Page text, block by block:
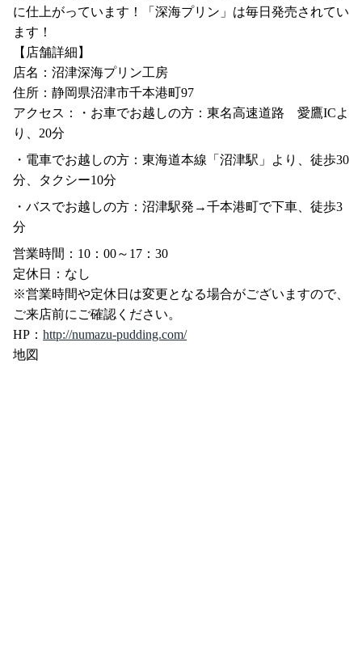
に仕上がっています！「深海プリン」は毎日発売されてい
ます！
【店舗詳細】
店名：沼津深海プリン工房
住所：静岡県沼津市千本港町97
アクセス：・お車でお越しの方：東名高速道路 愛鷹ICよ
り、20分
・電車でお越しの方：東海道本線「沼津駅」より、徒歩30
分、タクシー10分
・バスでお越しの方：沼津駅発→千本港町で下車、徒歩3
分
営業時間：10：00～17：30
定休日：なし
※営業時間や定休日は変更となる場合がございますので、
ご来店前にご確認ください。
HP： http://numazu-pudding.com/
地図